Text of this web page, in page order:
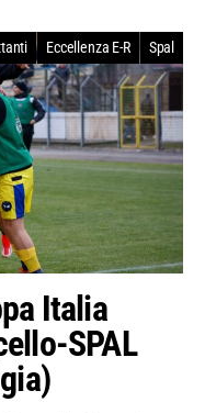
Eccellenza E-R Spal
Italia
SPAL